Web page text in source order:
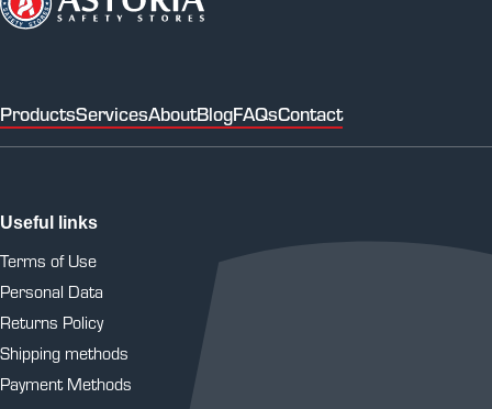
ProductsServicesAboutBlogFAQsContact
Useful links
Terms of Use
Personal Data
Returns Policy
Shipping methods
Payment Methods